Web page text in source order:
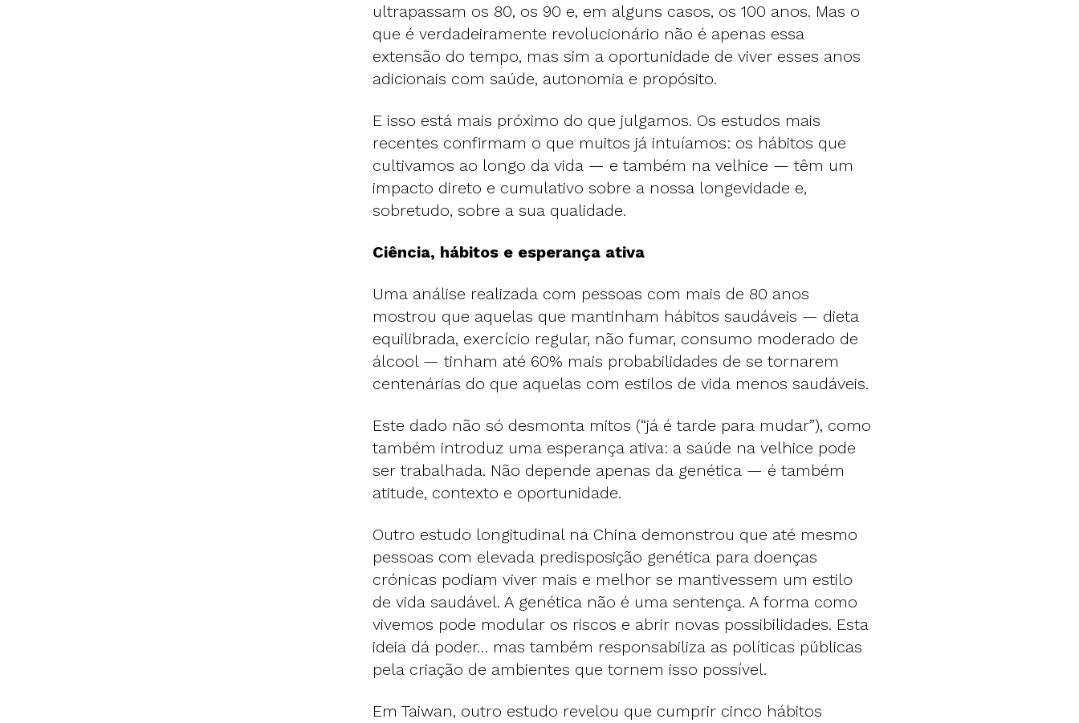
ultrapassam os 80, os 90 e, em alguns casos, os 100 anos. Mas o
que é verdadeiramente revolucionário não é apenas essa
extensão do tempo, mas sim a oportunidade de viver esses anos
adicionais com saúde, autonomia e propósito.
E isso está mais próximo do que julgamos. Os estudos mais
recentes confirmam o que muitos já intuíamos: os hábitos que
cultivamos ao longo da vida — e também na velhice — têm um
impacto direto e cumulativo sobre a nossa longevidade e,
sobretudo, sobre a sua qualidade.
Ciência, hábitos e esperança ativa
Uma análise realizada com pessoas com mais de 80 anos
mostrou que aquelas que mantinham hábitos saudáveis — dieta
equilibrada, exercício regular, não fumar, consumo moderado de
álcool — tinham até 60% mais probabilidades de se tornarem
centenárias do que aquelas com estilos de vida menos saudáveis.
Este dado não só desmonta mitos (“já é tarde para mudar”), como
também introduz uma esperança ativa: a saúde na velhice pode
ser trabalhada. Não depende apenas da genética — é também
atitude, contexto e oportunidade.
Outro estudo longitudinal na China demonstrou que até mesmo
pessoas com elevada predisposição genética para doenças
crónicas podiam viver mais e melhor se mantivessem um estilo
de vida saudável. A genética não é uma sentença. A forma como
vivemos pode modular os riscos e abrir novas possibilidades. Esta
ideia dá poder… mas também responsabiliza as políticas públicas
pela criação de ambientes que tornem isso possível.
Em Taiwan, outro estudo revelou que cumprir cinco hábitos